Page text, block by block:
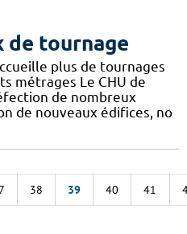
de tournage
plus de tournages
métrages Le CHU de
de nombreux
de nouveaux édifices, no
38 39 40 41